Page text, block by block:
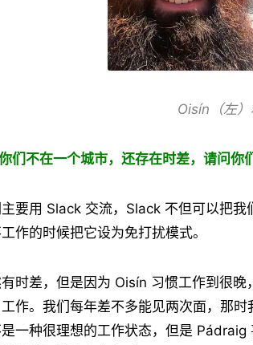
Oisín（左
们不在一个城市，还存在时差，请问你
要用 Slack 交流，Slack 不但可以把
作的时候把它设为免打扰模式。
时差，但是因为 Oisín 习惯工作到很晚
作。我们每年差不多能见两次面，那
一种很理想的工作状态，但是 Pádraig